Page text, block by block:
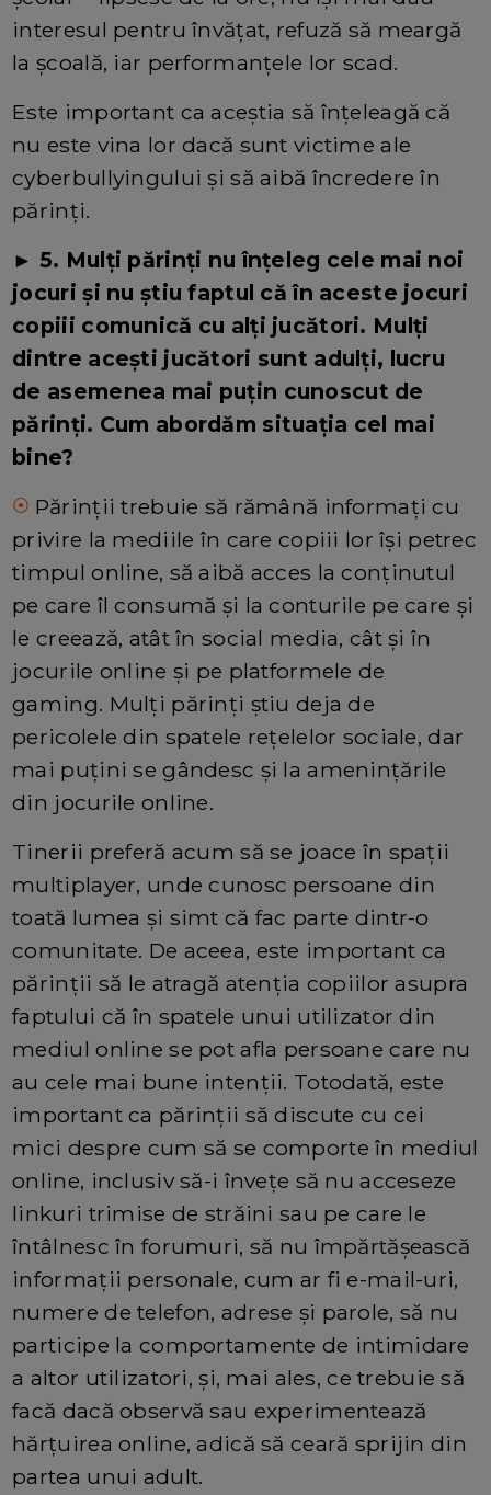
interesul pentru învățat, refuză să meargă
la școală, iar performanțele lor scad.
Este important ca aceștia să înțeleagă că
nu este vina lor dacă sunt victime ale
cyberbullyingului și să aibă încredere în
părinți.
► 5. Mulți părinți nu înțeleg cele mai noi
jocuri și nu știu faptul că în aceste jocuri
copiii comunică cu alți jucători. Mulți
dintre acești jucători sunt adulți, lucru
de asemenea mai puțin cunoscut de
părinți. Cum abordăm situația cel mai
bine?
⦿ Părinții trebuie să rămână informați cu
privire la mediile în care copiii lor își petrec
timpul online, să aibă acces la conținutul
pe care îl consumă și la conturile pe care și
le creează, atât în social media, cât și în
jocurile online și pe platformele de
gaming. Mulți părinți știu deja de
pericolele din spatele rețelelor sociale, dar
mai puțini se gândesc și la amenințările
din jocurile online.
Tinerii preferă acum să se joace în spații
multiplayer, unde cunosc persoane din
toată lumea și simt că fac parte dintr-o
comunitate. De aceea, este important ca
părinții să le atragă atenția copiilor asupra
faptului că în spatele unui utilizator din
mediul online se pot afla persoane care nu
au cele mai bune intenții. Totodată, este
important ca părinții să discute cu cei
mici despre cum să se comporte în mediul
online, inclusiv să-i învețe să nu acceseze
linkuri trimise de străini sau pe care le
întâlnesc în forumuri, să nu împărtășească
informații personale, cum ar fi e-mail-uri,
numere de telefon, adrese și parole, să nu
participe la comportamente de intimidare
a altor utilizatori, și, mai ales, ce trebuie să
facă dacă observă sau experimentează
hărțuirea online, adică să ceară sprijin din
partea unui adult.